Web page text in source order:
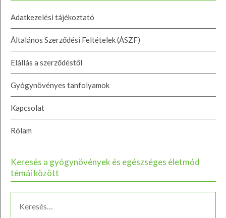
Adatkezelési tájékoztató
Általános Szerződési Feltételek (ÁSZF)
Elállás a szerződéstől
Gyógynövényes tanfolyamok
Kapcsolat
Rólam
Keresés a gyógynövények és egészséges életmód
témái között